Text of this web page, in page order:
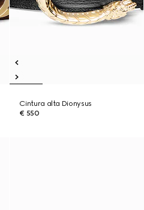
Cintura alta Dionysus
€ 550